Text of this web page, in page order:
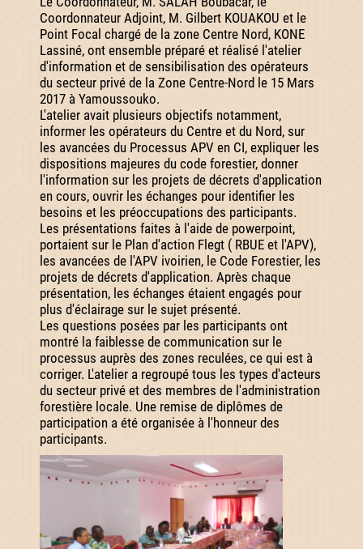
Coordonnateur Adjoint, M. Gilbert KOUAKOU et le
Point Focal chargé de la zone Centre Nord, KONE
Lassiné, ont ensemble préparé et réalisé l'atelier
d'information et de sensibilisation des opérateurs
du secteur privé de la Zone Centre-Nord le 15 Mars
2017 à Yamoussouko.
L'atelier avait plusieurs objectifs notamment,
informer les opérateurs du Centre et du Nord, sur
les avancées du Processus APV en CI, expliquer les
dispositions majeures du code forestier, donner
l'information sur les projets de décrets d'application
en cours, ouvrir les échanges pour identifier les
besoins et les préoccupations des participants.
Les présentations faites à l'aide de powerpoint,
portaient sur le Plan d'action Flegt ( RBUE et l'APV),
les avancées de l'APV ivoirien, le Code Forestier, les
projets de décrets d'application. Après chaque
présentation, les échanges étaient engagés pour
plus d'éclairage sur le sujet présenté.
Les questions posées par les participants ont
montré la faiblesse de communication sur le
processus auprès des zones reculées, ce qui est à
corriger. L'atelier a regroupé tous les types d'acteurs
du secteur privé et des membres de l'administration
forestière locale. Une remise de diplômes de
participation a été organisée à l'honneur des
participants.